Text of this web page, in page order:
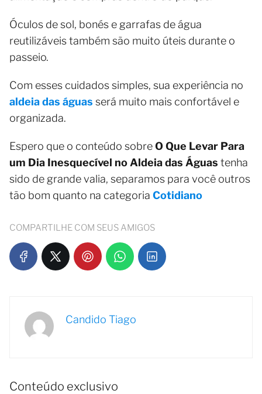
Óculos de sol, bonés e garrafas de água
reutilizáveis também são muito úteis durante o
passeio.
Com esses cuidados simples, sua experiência no
aldeia das águas será muito mais confortável e
organizada.
Espero que o conteúdo sobreO Que Levar Para
um Dia Inesquecível no Aldeia das Águas tenha
sido de grande valia, separamos para você outros
tão bom quanto na categoria Cotidiano
COMPARTILHE COM SEUS AMIGOS
Candido Tiago
Conteúdo exclusivo